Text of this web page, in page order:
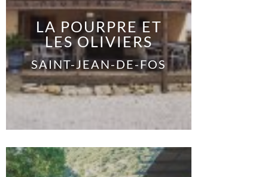
LA POURPRE ET
LES OLIVIERS
SAINT-JEAN-DE-FOS